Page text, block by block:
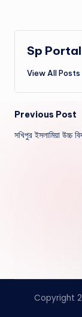
Sp Portal
View All Posts
Post
Previous Post
সখিপুর ইসলামিয়া উচ্চ
Copyright